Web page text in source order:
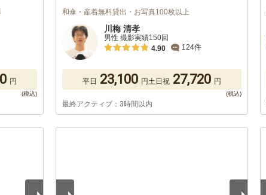
円
和傘・産着無料貸出・お写真100枚以上
川梅 清孝
男性 撮影実績150回
4.90
124件
平日 23,100 円土日祝 27,720 円
最終アクティブ：3時間以内